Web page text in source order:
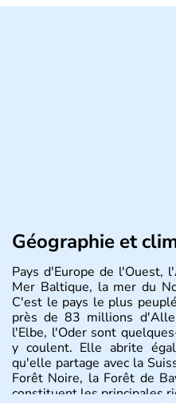
Géographie et
Pays d'Europe de l'Ouest,
Mer Baltique, la mer du
C'est le pays le plus
près de 83 millions
l'Elbe, l'Oder sont
y coulent. Elle abrite
qu'elle partage avec la
Forêt Noire, la Forêt de
constituent les principales